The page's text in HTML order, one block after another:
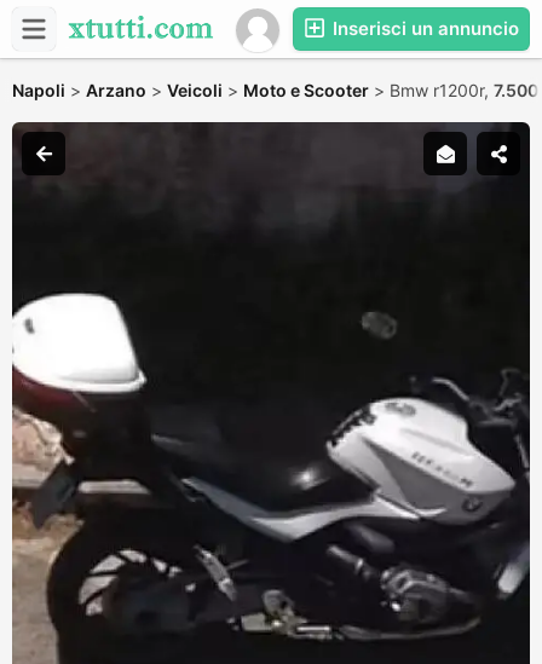
Inserisci un annuncio
Napoli > Arzano > Veicoli > Moto e Scooter > Bmw r1200r,